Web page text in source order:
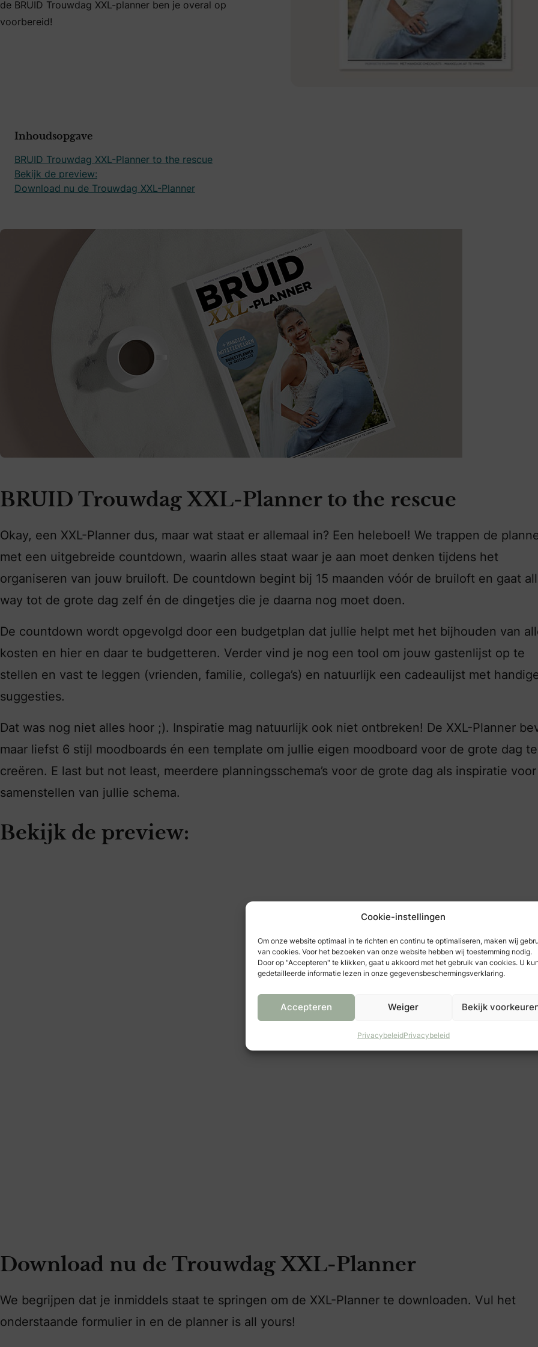
Cookie-instellingen
Om onze website optimaal in te richten en continu te optimaliseren, maken wij
van cookies. Voor het bezoeken van onze website hebben wij toestemming nodig.
Door op "Accepteren" te klikken, gaat u akkoord met het gebruik van cookies. U
gedetailleerde informatie lezen in onze gegevensbeschermingsverklaring.
Accepteren Weiger Bekijk
PrivacybeleidPrivacybeleid
de BRUID Trouwdag XXL-planner ben je overal op
voorbereid!
Inhoudsopgave
BRUID Trouwdag XXL-Planner to the rescue
Bekijk de preview:
Download nu de Trouwdag XXL-Planner
BRUID Trouwdag XXL-Planner to the rescue
Okay, een XXL-Planner dus, maar wat staat er allemaal in? Een heleboel! We trappen de
met een uitgebreide countdown, waarin alles staat waar je aan moet denken tijdens het
organiseren van jouw bruiloft. De countdown begint bij 15 maanden vóór de bruiloft en gaat
way tot de grote dag zelf én de dingetjes die je daarna nog moet doen.
De countdown wordt opgevolgd door een budgetplan dat jullie helpt met het bijhouden van
kosten en hier en daar te budgetteren. Verder vind je nog een tool om jouw gastenlijst op te
stellen en vast te leggen (vrienden, familie, collega’s) en natuurlijk een cadeaulijst met
suggesties.
Dat was nog niet alles hoor ;). Inspiratie mag natuurlijk ook niet ontbreken! De XXL-Planner
maar liefst 6 stijl moodboards én een template om jullie eigen moodboard voor de grote dag te
creëren. E last but not least, meerdere planningsschema’s voor de grote dag als inspiratie
samenstellen van jullie schema.
Bekijk de preview:
Download nu de Trouwdag XXL-Planner
We begrijpen dat je inmiddels staat te springen om de XXL-Planner te downloaden. Vul het
onderstaande formulier in en de planner is all yours!